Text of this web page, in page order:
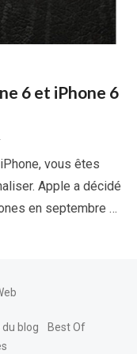
6 et iPhone 6
vous êtes
Apple a décidé
en septembre …
du blog
Best Of